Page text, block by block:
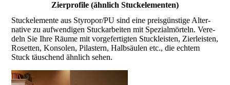
Zierprofile (ähnlich Stuck­elementen)
Stuckelemente aus Styropor/PU sind eine preis­günstige Alter­
native zu auf­wen­digen Stuck­arbei­ten mit Spezial­mörteln. Vere­
deln Sie Ihre Räu­me mit vor­gefertig­ten Stuck­leisten, Zier­leisten,
Roset­ten, Konso­len, Pilas­tern, Halb­säulen etc., die ech­tem
Stuck täu­schend ähn­lich sehen.